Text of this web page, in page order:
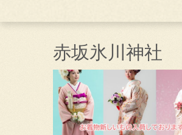
赤坂氷川神社